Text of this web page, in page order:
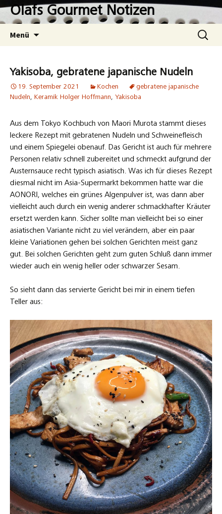
Zum
InhaltOlafs Gourmet Notizen
Menü
Suchen
nach:
Yakisoba, gebratene japanische Nudeln
19. September 2021 Kochen
gebratene japanische
Nudeln, Keramik Holger Hoffmann, Yakisoba
Aus dem Tokyo Kochbuch von Maori Murota stammt dieses
leckere Rezept mit gebratenen Nudeln und Schweinefleisch
und einem Spiegelei obenauf. Das Gericht ist auch für mehrere
Personen relativ schnell zubereitet und schmeckt aufgrund der
Austernsauce recht typisch asiatisch. Was ich für dieses Rezept
diesmal nicht im Asia-Supermarkt bekommen hatte war die
AONORI, welches ein grünes Algenpulver ist, was dann aber
vielleicht auch durch ein wenig anderer schmackhafter Kräuter
ersetzt werden kann. Sicher sollte man vielleicht bei so einer
asiatischen Variante nicht zu viel verändern, aber ein paar
kleine Variationen gehen bei solchen Gerichten meist ganz
gut. Bei solchen Gerichten geht zum guten Schluß dann immer
wieder auch ein wenig heller oder schwarzer Sesam.
So sieht dann das servierte Gericht bei mir in einem tiefen
Teller aus: